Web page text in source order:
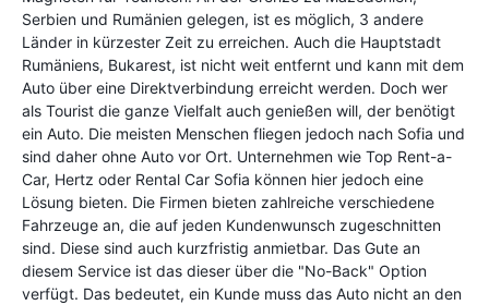
Serbien und Rumänien gelegen, ist es möglich, 3 andere
Länder in kürzester Zeit zu erreichen. Auch die Hauptstadt
Rumäniens, Bukarest, ist nicht weit entfernt und kann mit dem
Auto über eine Direktverbindung erreicht werden. Doch wer
als Tourist die ganze Vielfalt auch genießen will, der benötigt
ein Auto. Die meisten Menschen fliegen jedoch nach Sofia und
sind daher ohne Auto vor Ort. Unternehmen wie Top Rent-a-
Car, Hertz oder Rental Car Sofia können hier jedoch eine
Lösung bieten. Die Firmen bieten zahlreiche verschiedene
Fahrzeuge an, die auf jeden Kundenwunsch zugeschnitten
sind. Diese sind auch kurzfristig anmietbar. Das Gute an
diesem Service ist das dieser über die "No-Back" Option
verfügt. Das bedeutet, ein Kunde muss das Auto nicht an den